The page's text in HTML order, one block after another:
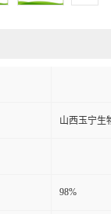
山西玉宁生
98%